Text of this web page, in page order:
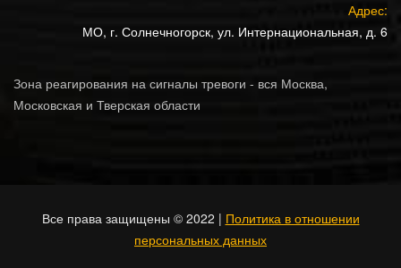
Адрес:
МО, г. Солнечногорск, ул. Интернациональная, д. 6
Зона реагирования на сигналы тревоги - вся Москва,
Московская и Тверская области
Все права защищены © 2022 | Политика в отношении
персональных данных